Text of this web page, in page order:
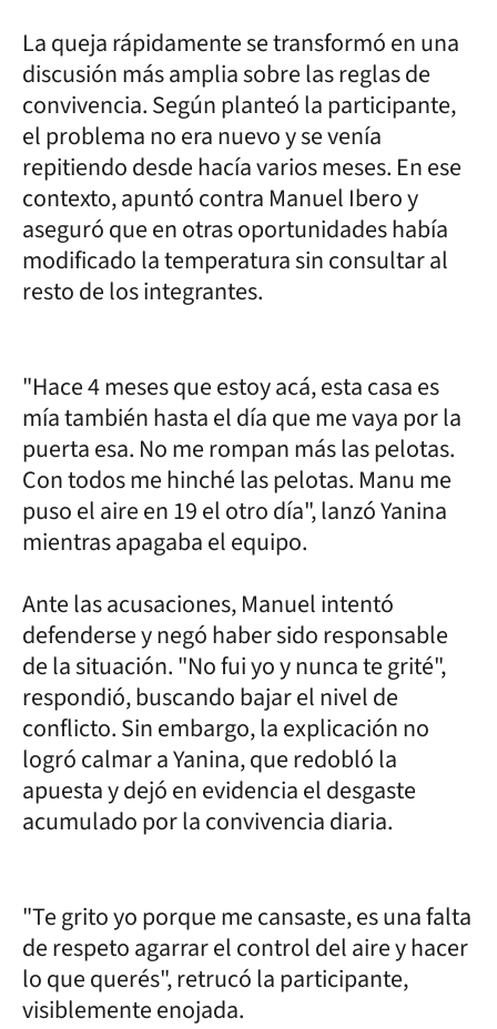
La queja rápidamente se transformó en una
discusión más amplia sobre las reglas de
convivencia. Según planteó la participante,
el problema no era nuevo y se venía
repitiendo desde hacía varios meses. En ese
contexto, apuntó contra Manuel Ibero y
aseguró que en otras oportunidades había
modificado la temperatura sin consultar al
resto de los integrantes.
"Hace 4 meses que estoy acá, esta casa es
mía también hasta el día que me vaya por la
puerta esa. No me rompan más las pelotas.
Con todos me hinché las pelotas. Manu me
puso el aire en 19 el otro día", lanzó Yanina
mientras apagaba el equipo.
Ante las acusaciones, Manuel intentó
defenderse y negó haber sido responsable
de la situación. "No fui yo y nunca te grité",
respondió, buscando bajar el nivel de
conflicto. Sin embargo, la explicación no
logró calmar a Yanina, que redobló la
apuesta y dejó en evidencia el desgaste
acumulado por la convivencia diaria.
"Te grito yo porque me cansaste, es una falta
de respeto agarrar el control del aire y hacer
lo que querés", retrucó la participante,
visiblemente enojada.